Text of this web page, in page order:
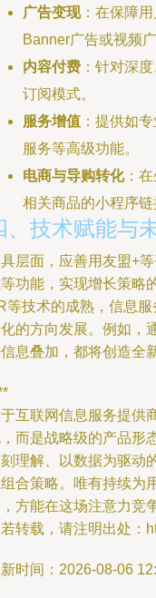
广告变现：在保障
Banner广告或视频
内容付费 ：针对深
订阅模式。
服务增值 ：提供如
服务等高级功能。
电商与导购转化：
相关商品的小程序链
、技术赋能与
层面，应善用友盟+
功能，实现增长策略
等技术的成熟，信息
的方向发展。例如，
息叠加，都将创造全
互联网信息服务提供
而是战略级的产品形
理解、以数据为驱动
合策略。唯有持续为
方能在这场注意力竞
转载，请注明出处：
时间：2026-08-06